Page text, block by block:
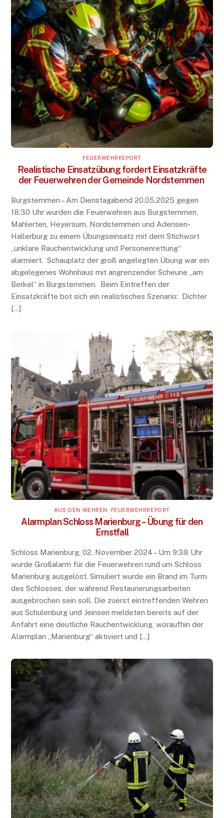
FEUERWEHRREPORT
Realistische Einsatzübung fordert Einsatzkräfte
der Feuerwehren der Gemeinde Nordstemmen
Burgstemmen – Am Dienstagabend 20.05.2025 gegen
18:30 Uhr wurden die Feuerwehren aus Burgstemmen,
Mahlerten, Heyersum, Nordstemmen und Adensen-
Hallerburg zu einem Übungseinsatz mit dem Stichwort
„unklare Rauchentwicklung und Personenrettung“
alarmiert. Schauplatz der groß angelegten Übung war ein
abgelegenes Wohnhaus mit angrenzender Scheune „am
Berkel“ in Burgstemmen. Beim Eintreffen der
Einsatzkräfte bot sich ein realistisches Szenario: Dichter
[…]
AUS DEN WEHREN FEUERWEHRREPORT
Alarmplan Schloss Marienburg – Übung für den
Ernstfall
Schloss Marienburg, 02. November 2024 – Um 9:38 Uhr
wurde Großalarm für die Feuerwehren rund um Schloss
Marienburg ausgelöst. Simuliert wurde ein Brand im Turm
des Schlosses, der während Restaurierungsarbeiten
ausgebrochen sein soll. Die zuerst eintreffenden Wehren
aus Schulenburg und Jeinsen meldeten bereits auf der
Anfahrt eine deutliche Rauchentwicklung, woraufhin der
Alarmplan „Marienburg“ aktiviert und […]